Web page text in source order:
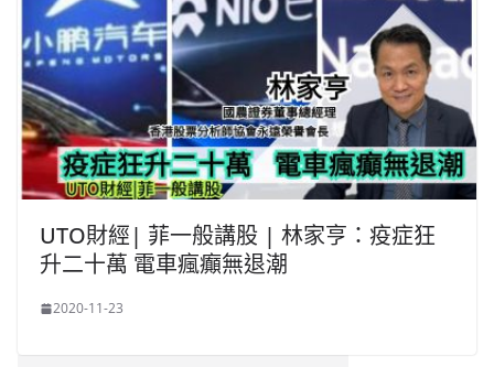
UTO財經| 菲一般講股 | 林家亨：疫症狂
升二十萬 電車瘋癲無退潮
2020-11-23